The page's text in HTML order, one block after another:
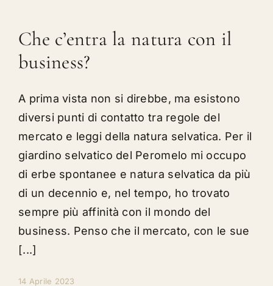
Che c’entra la natura con il
business?
A prima vista non si direbbe, ma esistono
diversi punti di contatto tra regole del
mercato e leggi della natura selvatica. Per il
giardino selvatico del Peromelo mi occupo
di erbe spontanee e natura selvatica da più
di un decennio e, nel tempo, ho trovato
sempre più affinità con il mondo del
business. Penso che il mercato, con le sue
[...]
14 Aprile 2023